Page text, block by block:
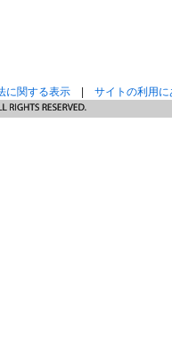
に関する表示 サイトの利用に